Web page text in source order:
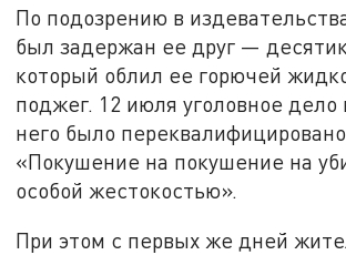
По подозрению в
был задержан ее друг —
который облил ее горючей
поджег. 12 июля уголовное
него было
«Покушение на покушение на
особой жестокостью».
При этом с первых же дней